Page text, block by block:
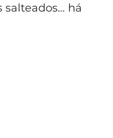
salteados… há